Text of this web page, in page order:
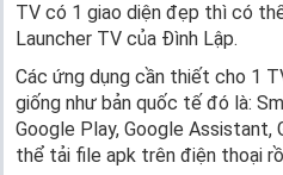
TV có 1 giao diện đẹp thì có
Launcher TV của Đình Lập.
Các ứng dụng cần thiết cho 1
giống như bản quốc tế đó là:
Google Play, Google Assistant,
thể tải file apk trên điện thoại